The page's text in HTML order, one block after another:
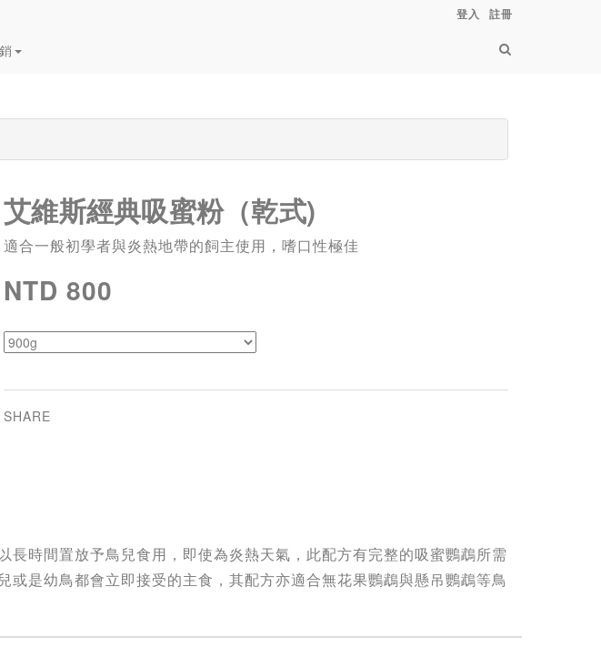
登入 註冊
艾維斯經典吸蜜粉（乾式)
適合一般初學者與炎熱地帶的飼主使用，嗜口性極佳
NTD 800
SHARE
時間置放予鳥兒食用，即使為炎熱天氣，此配方有完整的吸蜜鸚鵡所需
是幼鳥都會立即接受的主食，其配方亦適合無花果鸚鵡與懸吊鸚鵡等鳥